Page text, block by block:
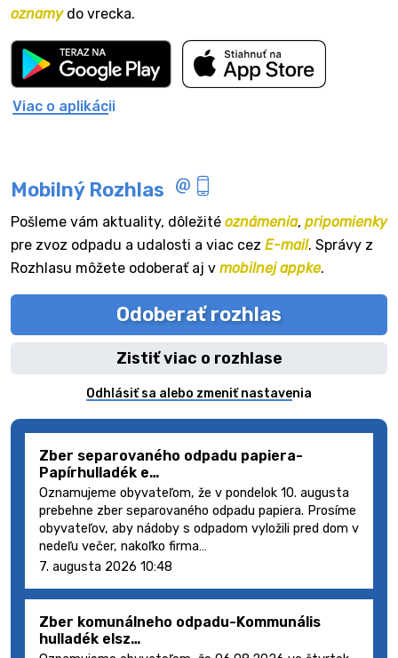
oznamydo vrecka.
Viac o aplikácii
Mobilný Rozhlas
Pošleme vám aktuality, dôležité oznámenia, pripomienky
pre zvoz odpadu a udalosti a viac cez E-mail. Správy z
Rozhlasu môžete odoberať aj v mobilnej appke.
Odoberať rozhlas
Zistiť viac o rozhlase
Odhlásiť sa alebo zmeniť nastavenia
Zber separovaného odpadu papiera-
Papírhulladék e…
Oznamujeme obyvateľom, že v pondelok 10. augusta
prebehne zber separovaného odpadu papiera. Prosíme
obyvateľov, aby nádoby s odpadom vyložili pred dom v
nedeľu večer, nakoľko firma…
7. augusta 2026 10:48
Zber komunálneho odpadu-Kommunális
hulladék elsz…